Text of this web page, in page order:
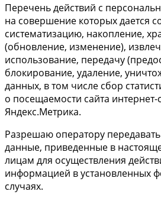
Перечень действий с
на совершение которых дается
систематизацию, накопление,
(обновление, изменение),
использование, передачу
блокирование, удаление,
данных, в том числе сбор
о посещаемости сайта
Яндекс.Метрика.
Разрешаю оператору
данные, приведенные в
лицам для осуществления
информацией в установленных
случаях.